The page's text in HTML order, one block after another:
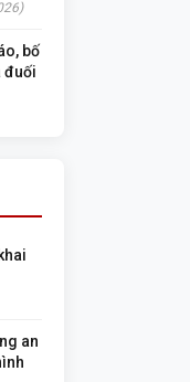
bố
đuối
an